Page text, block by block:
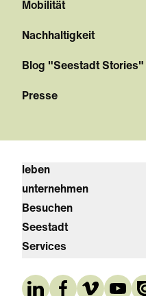
Mobilität
Nachhaltigkeit
Blog "Seestadt Stories"
Presse
leben
unternehmen
Besuchen
Seestadt
Services